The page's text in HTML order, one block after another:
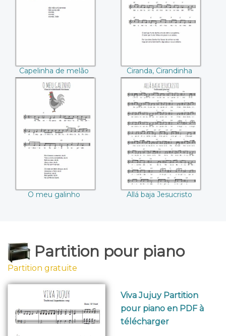
Capelinha de melão Ciranda, Cirandinha
O meu galinho
O meu galinho
Allá baja Jesucristo
Allá baja Jesucristo
Partition pour piano
Partition gratuite
Viva Jujuy Partition
pour piano en PDF à
télécharger